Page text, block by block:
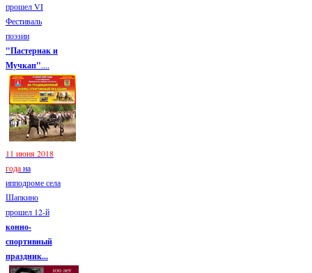
прошел VI
Фестиваль
поэзии
"Пастернак и
Мучкап"....
11 июня 2018
годана
ипподроме села
Шапкино
прошел 12-й
конно-
спортивный
праздник...